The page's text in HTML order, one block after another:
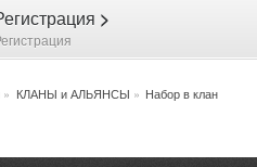
>
» КЛАНЫ и АЛЬЯНСЫ » Набор в клан